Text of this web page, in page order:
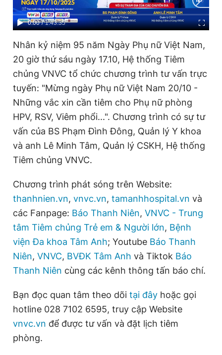
C
0:00 / D
1:43:35
Nhân kỷ niệm 95 năm Ngày Phụ nữ Việt Nam,
20 giờ thứ sáu ngày 17.10, Hệ thống Tiêm
chủng VNVC tổ chức chương trình tư vấn trực
tuyến: "Mừng ngày Phụ nữ Việt Nam 20/10 -
Những vắc xin cần tiêm cho Phụ nữ phòng
HPV, RSV, Viêm phổi...". Chương trình có sự tư
vấn của BS Phạm Đình Đông, Quản lý Y khoa
và anh Lê Minh Tâm, Quản lý CSKH, Hệ thống
Tiêm chủng VNVC.
Chương trình phát sóng trên Website:
thanhnien.vn, vnvc.vn, tamanhhospital.vn và
các Fanpage: Báo Thanh Niên, VNVC - Trung
tâm Tiêm chủng Trẻ em & Người lớn, Bệnh
viện Đa khoa Tâm Anh; Youtube Báo Thanh
Niên, VNVC, BVĐK Tâm Anh và Tiktok Báo
Thanh Niên cùng các kênh thông tấn báo chí.
Bạn đọc quan tâm theo dõi tại đây hoặc gọi
hotline 028 7102 6595, truy cập Website
vnvc.vn để được tư vấn và đặt lịch tiêm
phòng.